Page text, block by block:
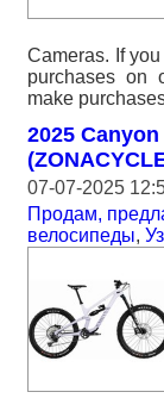
Cameras. If
purchases on
make
2025
07-07-2025
Продам,
велосипеды,